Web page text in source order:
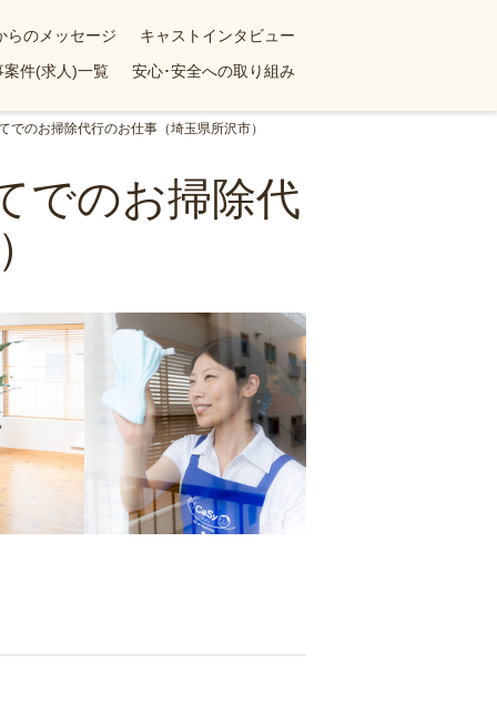
らのメッセージ
キャストインタビュー
案件(求人)一覧 安心･安全への取り組み
のお掃除代行のお仕事（埼玉県所沢市）
でのお掃除代